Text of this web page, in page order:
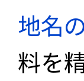
地名
料を